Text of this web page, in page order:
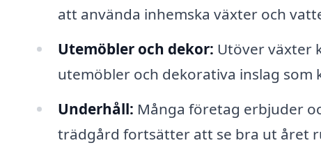
att använda inhemska växter och
Utemöbler och dekor: Utöver växter
utemöbler och dekorativa inslag som
Underhåll: Många företag erbjuder
trädgård fortsätter att se bra ut året